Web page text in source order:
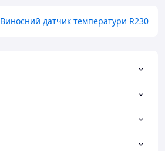
Виносний датчик температури R230